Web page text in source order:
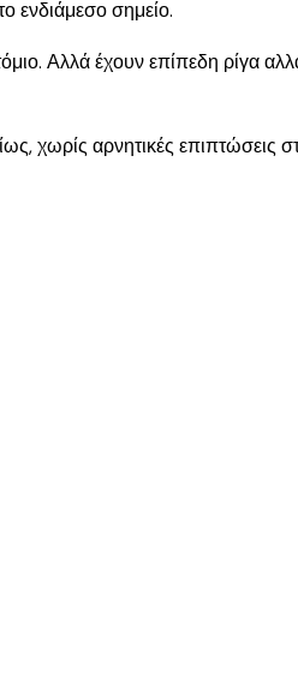
ενδιάμεσο σημείο.
Αλλά έχουν επίπεδη ρίγα
χωρίς αρνητικές επιπτώσεις